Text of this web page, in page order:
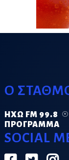
Ο
ΗΧΏ FM 99.8
ΠΡΌΓΡΑΜΜΑ
SOCIAL